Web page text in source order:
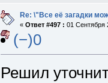
Re: \"Все её загадки
« Ответ #497 : 01 Сентября
(−)0
Решил